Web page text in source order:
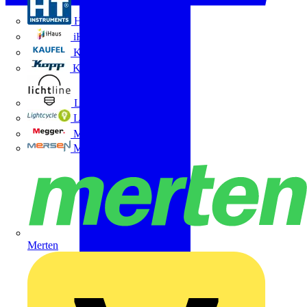
HT Instruments GmbH
iHaus
Kaufel
Kopp
Lichtline
LIGHTCYCLE
Megger
Mersen
Merten